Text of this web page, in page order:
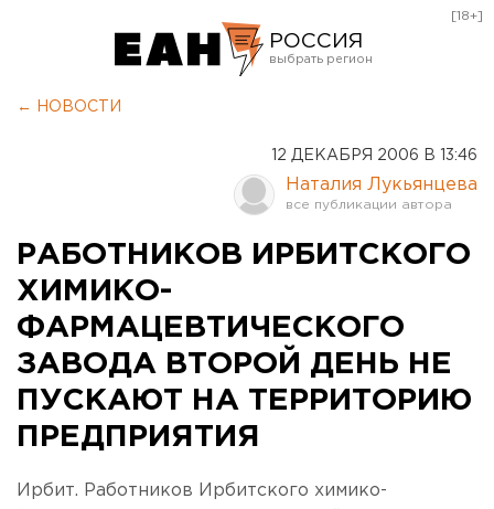
РОССИЯ
Оренбург
[18+]
← НОВОСТИ
12 ДЕКАБРЯ 2006 В 13:46
Наталия Лукьянцева
РАБОТНИКОВ ИРБИТСКОГО
ХИМИКО-
ФАРМАЦЕВТИЧЕСКОГО
ЗАВОДА ВТОРОЙ ДЕНЬ НЕ
ПУСКАЮТ НА ТЕРРИТОРИЮ
ПРЕДПРИЯТИЯ
Ирбит. Работников Ирбитского химико-